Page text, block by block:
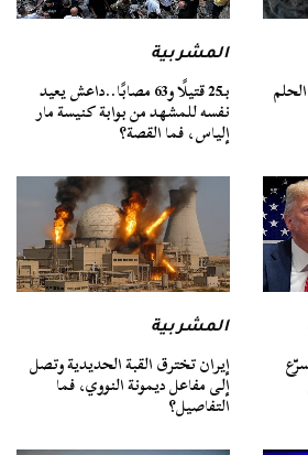
المشربية
بـ25 قتيلًا و63 مصابًا..داعش يعيد
نفسه للمشهد من بوابة كنيسة مار
إلياس، فما القصة؟
المشربية
إيران تخترق القبة الحديدية وتصل
إلى مفاعل ديمونة النووي، فما
التفاصيل؟